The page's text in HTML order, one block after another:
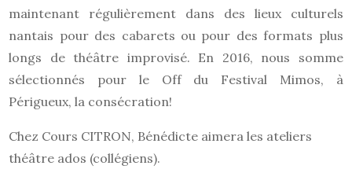
maintenant régulièrement dans des lieux culturels
nantais pour des cabarets ou pour des formats plus
longs de théâtre improvisé. En 2016, nous somme
sélectionnés pour le Off du Festival Mimos, à
Périgueux, la consécration!
Chez Cours CITRON, Bénédicte aimera les ateliers
théâtre ados (collégiens).